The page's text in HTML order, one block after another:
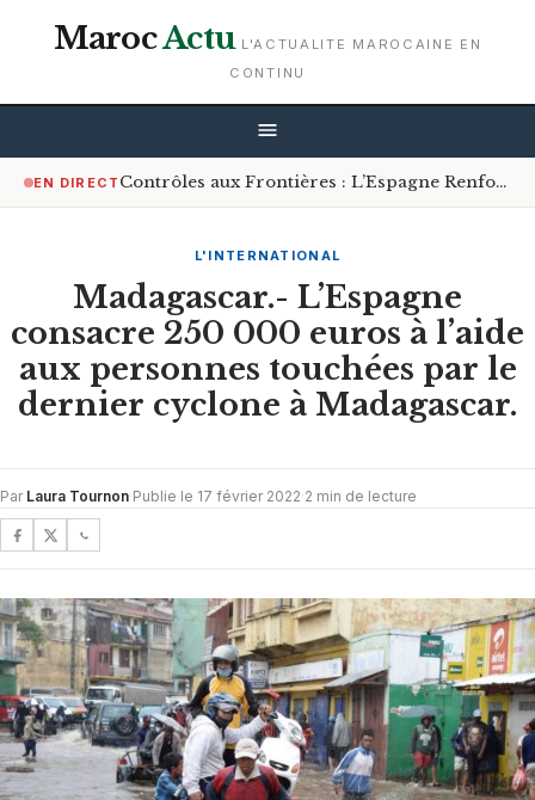
MarocActu L'ACTUALITE MAROCAINE EN
CONTINU
EN DIRECT Contrôles aux Frontières : L’Espagne Renforce les Mesures pour les Voyageurs en Provenance d’Italie
L'INTERNATIONAL
Madagascar.- L’Espagne
consacre 250 000 euros à l’aide
aux personnes touchées par le
dernier cyclone à Madagascar.
Par Laura Tournon·Publie le 17 février 2022·2 min de lecture